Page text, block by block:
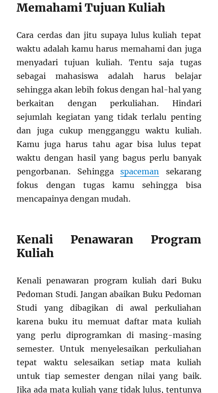
Memahami Tujuan Kuliah
Cara cerdas dan jitu supaya lulus kuliah tepat
waktu adalah kamu harus memahami dan juga
menyadari tujuan kuliah. Tentu saja tugas
sebagai mahasiswa adalah harus belajar
sehingga akan lebih fokus dengan hal-hal yang
berkaitan dengan perkuliahan. Hindari
sejumlah kegiatan yang tidak terlalu penting
dan juga cukup mengganggu waktu kuliah.
Kamu juga harus tahu agar bisa lulus tepat
waktu dengan hasil yang bagus perlu banyak
pengorbanan. Sehinggaspaceman sekarang
fokus dengan tugas kamu sehingga bisa
mencapainya dengan mudah.
Kenali Penawaran Program
Kuliah
Kenali penawaran program kuliah dari Buku
Pedoman Studi. Jangan abaikan Buku Pedoman
Studi yang dibagikan di awal perkuliahan
karena buku itu memuat daftar mata kuliah
yang perlu diprogramkan di masing-masing
semester. Untuk menyelesaikan perkuliahan
tepat waktu selesaikan setiap mata kuliah
untuk tiap semester dengan nilai yang baik.
Jika ada mata kuliah yang tidak lulus, tentunya